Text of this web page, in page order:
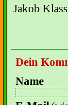
Jakob
Dein
Name